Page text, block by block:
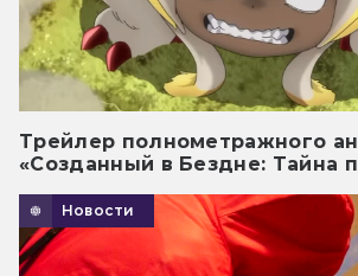
Трейлер полнометражного
«Созданный в Бездне: Тайна
Новости